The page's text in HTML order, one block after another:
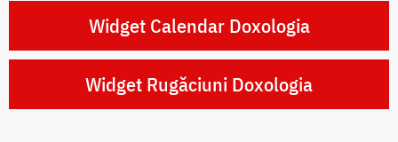
Widget Calendar Doxologia
Widget Rugăciuni Doxologia